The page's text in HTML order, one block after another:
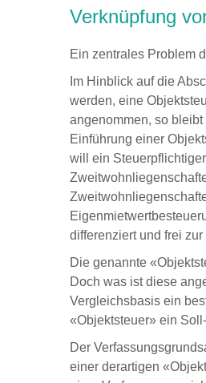
Verknüpfung
Ein zentrales Problem
Im Hinblick auf die
werden, eine
angenommen, so
Einführung einer
will ein
differenziert und frei
Die genannte
Doch was ist diese
Vergleichsbasis ein
«Objektsteuer» ein
Der
einer derartigen